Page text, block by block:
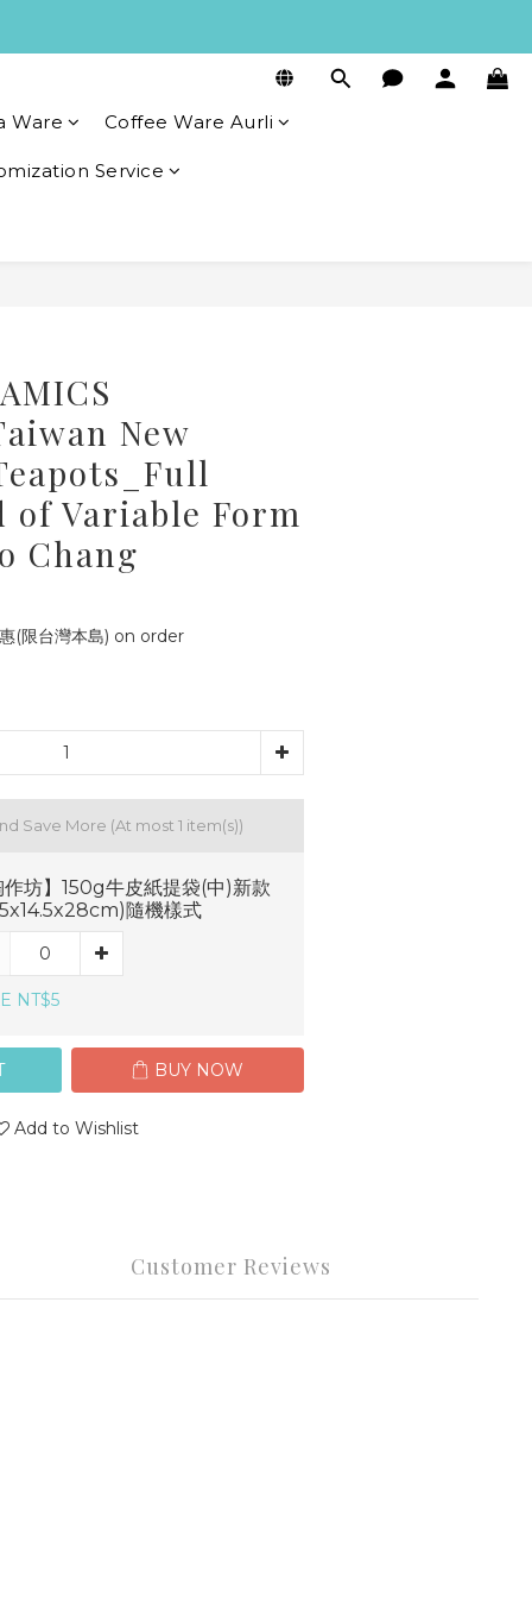
Ware Coffee Ware Aurli
Service
New
of Variable Form
Chang
(限台灣本島) on order
Save More (At most 1 item(s))
作坊】150g牛皮紙提袋(中)新款
隨機樣式
NT$5
BUY NOW
Add to Wishlist
Customer Reviews